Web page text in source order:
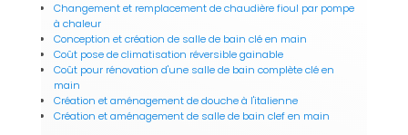
Changement et remplacement de chaudière fioul par pompe
à chaleur
Conception et création de salle de bain clé en main
Coût pose de climatisation réversible gainable
Coût pour rénovation d'une salle de bain complète clé en
main
Création et aménagement de douche à l'italienne
Création et aménagement de salle de bain clef en main